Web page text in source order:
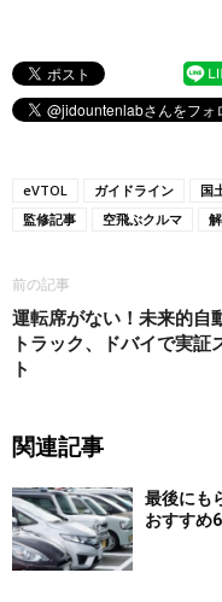
eVTOL ガイドライン 国
監修記事
空飛ぶクルマ
前の記事
運転席がない！未来的自
トラック、ドバイで実証
ト
関連記事
最後にも
おすすめ